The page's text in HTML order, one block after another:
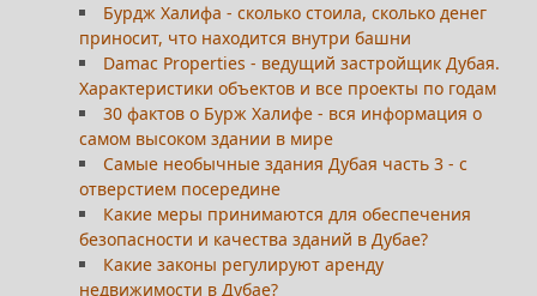
Бурдж Халифа - сколько стоила, сколько денег
приносит, что находится внутри башни
Damac Properties - ведущий застройщик Дубая.
Характеристики объектов и все проекты по годам
30 фактов о Бурж Халифе - вся информация о
самом высоком здании в мире
Самые необычные здания Дубая часть 3 - с
отверстием посередине
Какие меры принимаются для обеспечения
безопасности и качества зданий в Дубае?
Какие законы регулируют аренду
недвижимости в Дубае?